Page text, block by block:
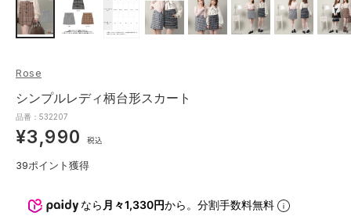
Rose
シンプルレディ柄台形スカート
品番：532207
¥3,990 税込
39ポイント獲得
なら 月々1,330円から。分割手数料無料